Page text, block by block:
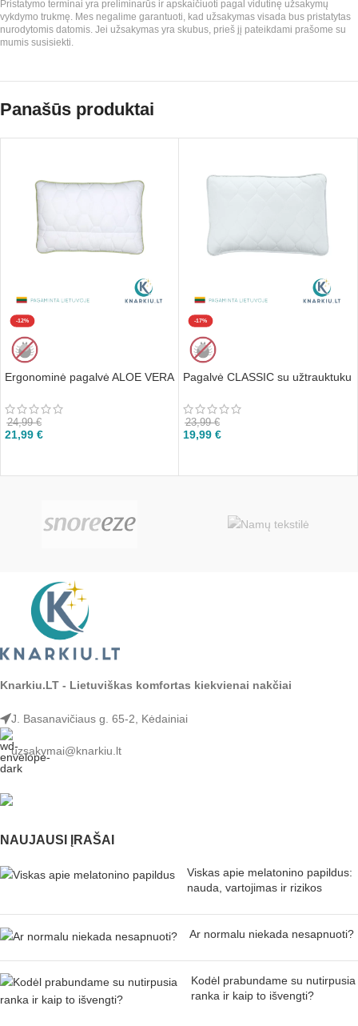
Pristatymo terminai yra preliminarūs ir apskaičiuoti pagal vidutinę užsakymų
vykdymo trukmę. Mes negalime garantuoti, kad užsakymas visada bus pristatytas
nurodytomis datomis. Jei užsakymas yra skubus, prieš jį pateikdami prašome su
mumis susisiekti.
Panašūs produktai
-12%
Ergonominė pagalvė ALOE VERA
24,99€
21,99 €
-17%
Pagalvė CLASSIC su užtrauktuku
23,99€
19,99 €
Knarkiu.LT - Lietuviškas komfortas kiekvienai nakčiai
J. Basanavičiaus g. 65-2, Kėdainiai
uzsakymai@knarkiu.lt
NAUJAUSI ĮRAŠAI
Viskas apie melatonino papildus:
nauda, vartojimas ir rizikos
Ar normalu niekada nesapnuoti?
Kodėl prabundame su nutirpusia
ranka ir kaip to išvengti?